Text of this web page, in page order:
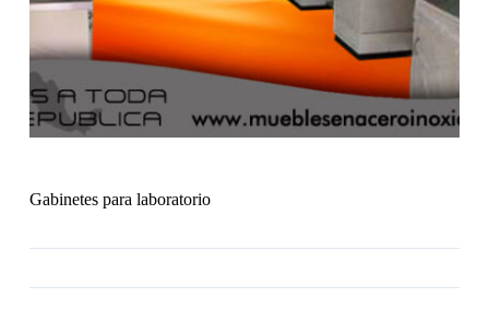
Gabinetes para laboratorio